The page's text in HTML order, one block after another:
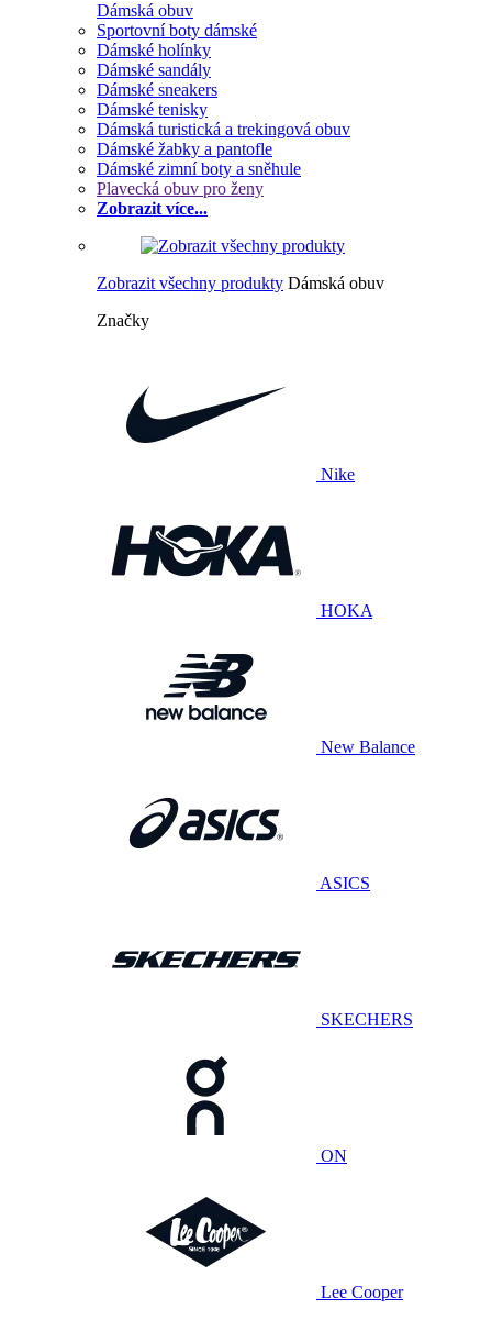
Dámská obuv
Sportovní boty dámské
Dámské holínky
Dámské sandály
Dámské sneakers
Dámské tenisky
Dámská turistická a trekingová obuv
Dámské žabky a pantofle
Dámské zimní boty a sněhule
Plavecká obuv pro ženy
Zobrazit více...
Zobrazit všechny produkty Dámská obuv
Značky
Nike
HOKA
New Balance
ASICS
SKECHERS
ON
Lee Cooper